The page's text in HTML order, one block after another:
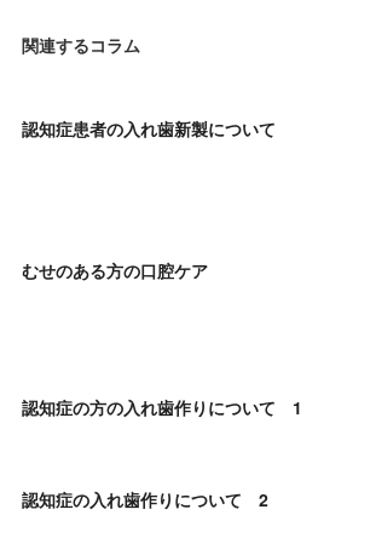
関連するコラム
認知症患者の入れ歯新製について
むせのある方の口腔ケア
認知症の方の入れ歯作りについて 1
認知症の入れ歯作りについて 2